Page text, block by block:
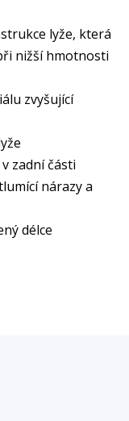
lyže, která
nižší hmotnosti
zvyšující
zadní části
nárazy a
délce